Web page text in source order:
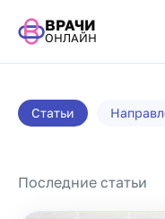
ВРАЧИ
ОНЛАЙН
Статьи
Последние статьи